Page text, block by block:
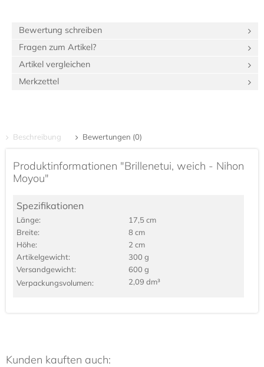
Bewertung schreiben
Fragen zum Artikel?
Artikel vergleichen
Merkzettel
Beschreibung Bewertungen (0)
Produktinformationen "Brillenetui, weich - Nihon
Moyou"
Spezifikationen
Länge:
17,5 cm
Breite:
8 cm
Höhe:
2 cm
Artikel­gewicht:
300 g
Versand­gewicht:
600 g
Verpackungs­volumen:
2,09 dm³
Kunden kauften auch: